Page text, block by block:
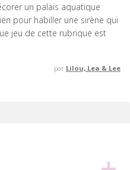
un palais aquatique
pour habiller une sirène qui
jeu de cette rubrique est
par Lilou, Lea & Lee